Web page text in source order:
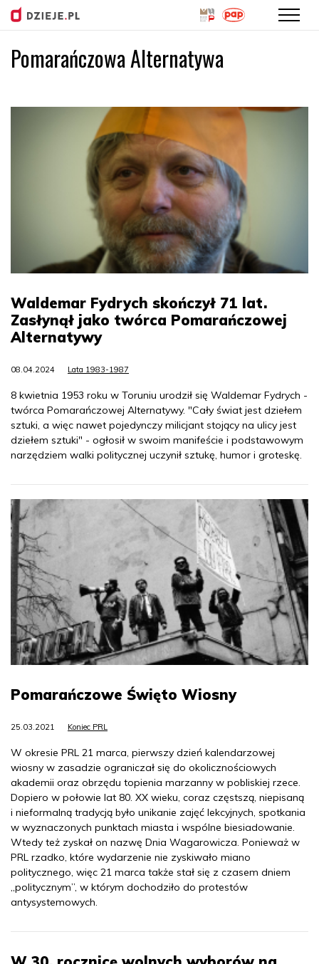
Przejdź
do
Pomarańczowa Alternatywa
Waldemar Fydrych skończył 71 lat.
Zasłynął jako twórca Pomarańczowej
Alternatywy
08.04.2024 Lata 1983-1987
8 kwietnia 1953 roku w Toruniu urodził się Waldemar Fydrych -
twórca Pomarańczowej Alternatywy. "Cały świat jest dziełem
sztuki, a więc nawet pojedynczy milicjant stojący na ulicy jest
dziełem sztuki" - ogłosił w swoim manifeście i podstawowym
narzędziem walki politycznej uczynił sztukę, humor i groteskę.
Pomarańczowe Święto Wiosny
25.03.2021 Koniec PRL
W okresie PRL 21 marca, pierwszy dzień kalendarzowej
wiosny w zasadzie ograniczał się do okolicznościowych
akademii oraz obrzędu topienia marzanny w pobliskiej rzece.
Dopiero w połowie lat 80. XX wieku, coraz częstszą, niepisaną
i nieformalną tradycją było unikanie zajęć lekcyjnych, spotkania
w wyznaczonych punktach miasta i wspólne biesiadowanie.
Wtedy też zyskał on nazwę Dnia Wagarowicza. Ponieważ w
PRL rzadko, które wydarzenie nie zyskiwało miano
politycznego, więc 21 marca także stał się z czasem dniem
„politycznym”, w którym dochodziło do protestów
antysystemowych.